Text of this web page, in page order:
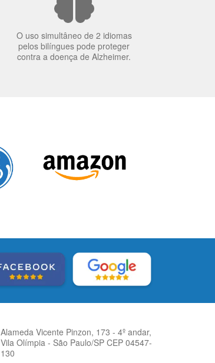
O uso simultâneo de 2 idiomas
pelos bilíngues pode proteger
contra a doença de Alzheimer.
Alameda Vicente Pinzon, 173 - 4º andar,
Vila Olímpia - São Paulo/SP CEP 04547-
130